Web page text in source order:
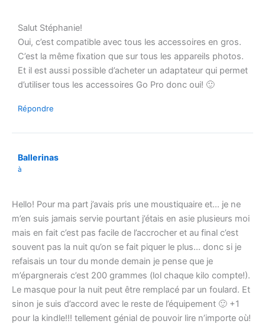
Salut Stéphanie!
Oui, c’est compatible avec tous les accessoires en gros.
C’est la même fixation que sur tous les appareils photos.
Et il est aussi possible d’acheter un adaptateur qui permet
d’utiliser tous les accessoires Go Pro donc oui! 🙂
Répondre
Ballerinas
à
Hello! Pour ma part j’avais pris une moustiquaire et… je ne
m’en suis jamais servie pourtant j’étais en asie plusieurs moi
mais en fait c’est pas facile de l’accrocher et au final c’est
souvent pas la nuit qu’on se fait piquer le plus… donc si je
refaisais un tour du monde demain je pense que je
m’épargnerais c’est 200 grammes (lol chaque kilo compte!).
Le masque pour la nuit peut être remplacé par un foulard. Et
sinon je suis d’accord avec le reste de l’équipement 🙂 +1
pour la kindle!!! tellement génial de pouvoir lire n’importe où!